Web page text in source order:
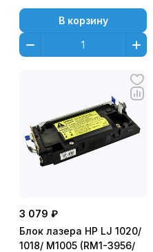
В корзину
3 079 ₽
Блок лазера HP LJ 1020/
1018/ M1005 (RM1-3956/